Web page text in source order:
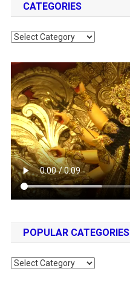
CATEGORIES
Categories
POPULAR CATEGORIES
Popular